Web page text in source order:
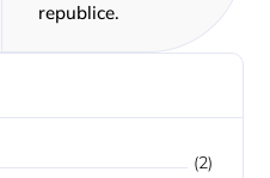
(2)
republice.